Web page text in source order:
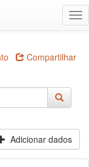
Compartilhar
Adicionar dados